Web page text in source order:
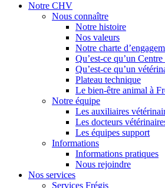
Notre CHV
Nous connaître
Notre histoire
Nos valeurs
Notre charte
Qu’est-ce qu’un
Qu’est-ce qu’un
Plateau technique
Le bien-être animal à
Notre équipe
Les auxiliaires
Les docteurs
Les équipes support
Informations
Informations pratiques
Nous rejoindre
Nos services
Services Frégis